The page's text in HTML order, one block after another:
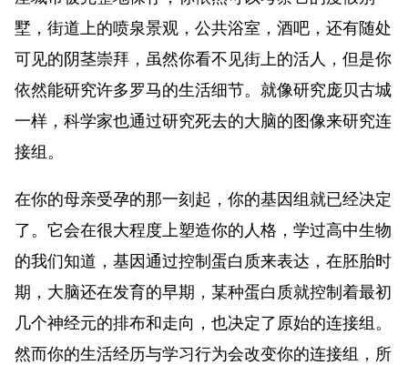
墅，街道上的喷泉景观，公共浴室，酒吧，还有随处
可见的阴茎崇拜，虽然你看不见街上的活人，但是你
依然能研究许多罗马的生活细节。就像研究庞贝古城
一样，科学家也通过研究死去的大脑的图像来研究连
接组。
在你的母亲受孕的那一刻起，你的基因组就已经决定
了。它会在很大程度上塑造你的人格，学过高中生物
的我们知道，基因通过控制蛋白质来表达，在胚胎时
期，大脑还在发育的早期，某种蛋白质就控制着最初
几个神经元的排布和走向，也决定了原始的连接组。
然而你的生活经历与学习行为会改变你的连接组，所